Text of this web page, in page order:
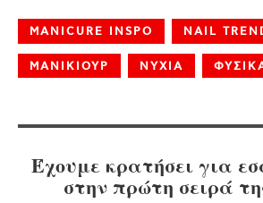
MANICURE INSPO NAIL
ΜΑΝΙΚΙΟΥΡ ΝΥΧΙΑ
Έχουμε κρατήσει για
στην πρώτη σειρά